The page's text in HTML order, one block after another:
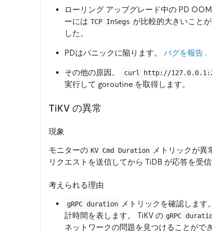
ローリング アップグレード中の PD
ーには TCP InSegs が比較的大きいこと
した。
PDはパニックに陥ります。 バグを報告 .
その他の原因。 curl http://
実行して goroutine を取得します。
TiKV の異常
現象
モニターの KV Cmd Duration
メトリックが異
リクエストを送信してから TiDB が応答を受
考えられる理由
gRPC duration
メトリックを確認します
計時間を表します。 TiKV の gRPC
ネットワークの問題を見つけることがで